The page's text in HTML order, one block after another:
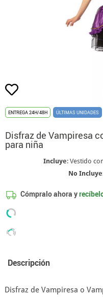
ENTREGA 24H/48H ÚLTIMAS UNIDADES
Disfraz de Vampiresa
para niña
Incluye: Vestido
No Incluye
Cómpralo ahora y
Descripción
Disfraz de Vampiresa o